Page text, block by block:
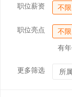
职位薪资 不限
职位亮点 不限
有
更多筛选 所